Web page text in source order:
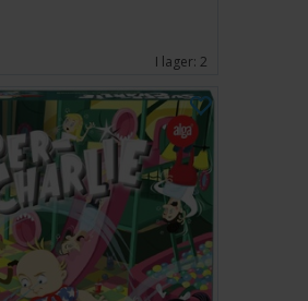
I lager:2